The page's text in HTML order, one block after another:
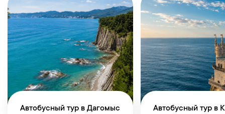
Автобусный тур в Дагомыс
Автобусный тур в